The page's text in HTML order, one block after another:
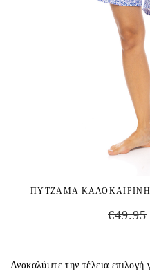
ΠΥΤΖΑΜΑ ΚΑΛΟΚΑΙΡΙΝΗ
€49.95
Ανακαλύψτε την τέλεια επιλογή